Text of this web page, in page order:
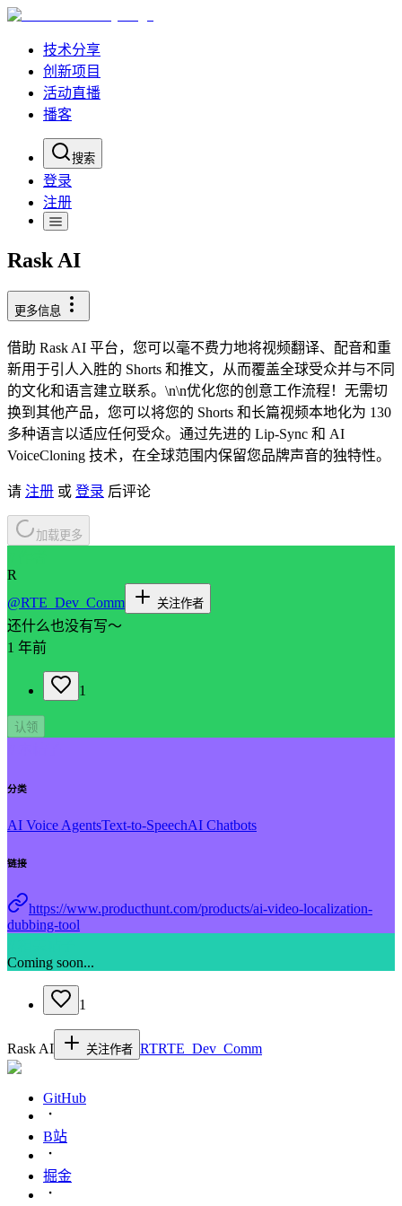
技术分享
创新项目
活动直播
播客
搜索
登录
注册
Rask AI
更多信息
借助 Rask AI 平台，您可以毫不费力地将视频翻译、配音和重
新用于引人入胜的 Shorts 和推文，从而覆盖全球受众并与不同
的文化和语言建立联系。\n\n优化您的创意工作流程！无需切
换到其他产品，您可以将您的 Shorts 和长篇视频本地化为 130
多种语言以适应任何受众。通过先进的 Lip-Sync 和 AI
VoiceCloning 技术，在全球范围内保留您品牌声音的独特性。
请 注册 或 登录 后评论
加载更多
R
@RTE_Dev_Comm 关注作者
还什么也没有写～
1 年前
1
认领
分类
AI Voice AgentsText-to-SpeechAI Chatbots
链接
https://www.producthunt.com/products/ai-video-localization-
dubbing-tool
Coming soon...
1
Rask AI 关注作者 RTRTE_Dev_Comm
GitHub
B站
掘金